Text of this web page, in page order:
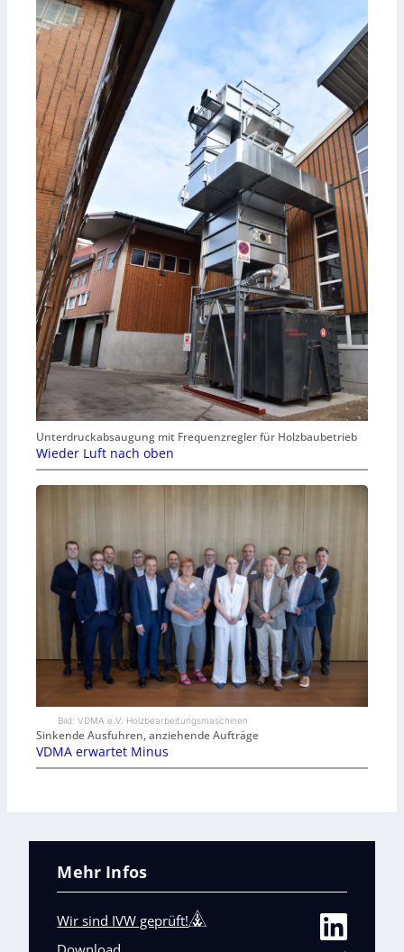
Unterdruckabsaugung mit Frequenzregler für Holzbaubetrieb
Wieder Luft nach oben
Bild: VDMA e.V. Holzbearbeitungsmaschinen
Sinkende Ausfuhren, anziehende Aufträge
VDMA erwartet Minus
Mehr Infos
Wir sind IVW geprüft!